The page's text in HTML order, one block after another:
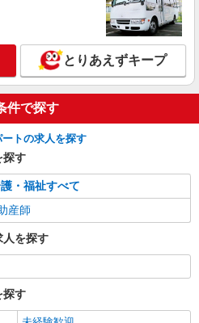
とりあえずキープ
件で探す
トの求人を探す
探す
・福祉すべて
産師
人を探す
探す